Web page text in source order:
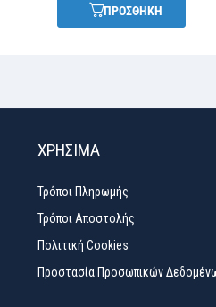
ΠΡΟΣΘΗΚΗ
ΧΡΉΣΙΜΑ
Τρόποι Πληρωμής
Τρόποι Αποστολής
Πολιτική Cookies
Προστασία Προσωπικών